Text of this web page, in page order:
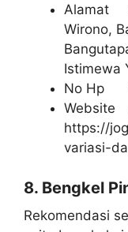
Alamat :
Wirono,
Istimewa
No Hp :
Website
https://
variasi-
8. Bengkel
Rekomendasi